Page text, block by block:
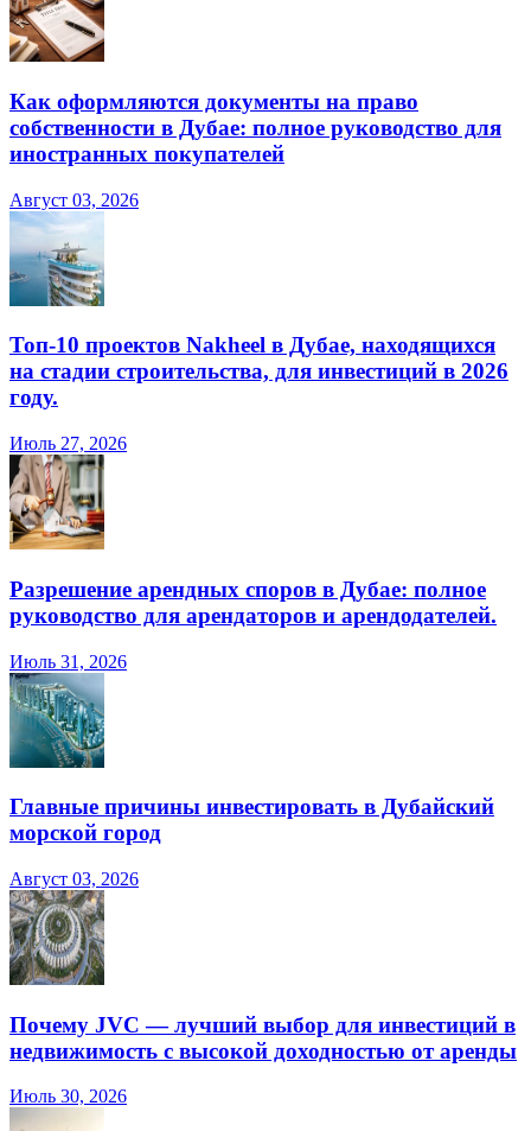
Как оформляются документы на право
собственности в Дубае: полное руководство для
иностранных покупателей
Август 03, 2026
Топ-10 проектов Nakheel в Дубае, находящихся
на стадии строительства, для инвестиций в 2026
году.
Июль 27, 2026
Разрешение арендных споров в Дубае: полное
руководство для арендаторов и арендодателей.
Июль 31, 2026
Главные причины инвестировать в Дубайский
морской город
Август 03, 2026
Почему JVC — лучший выбор для инвестиций в
недвижимость с высокой доходностью от аренды
Июль 30, 2026